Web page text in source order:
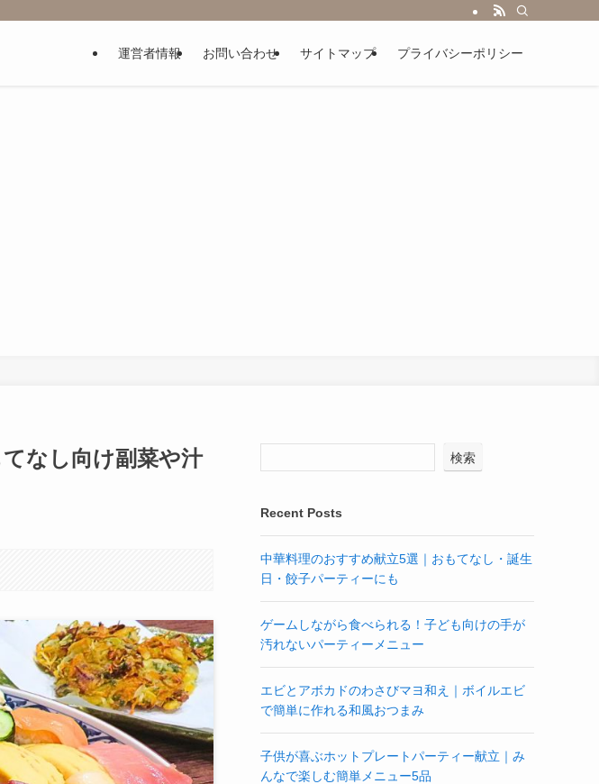
運営者情報 お問い合わせ サイトマップ プライバシーポリシー
なし向け副菜や汁
検索
Recent Posts
中華料理のおすすめ献立5選｜おもてなし・誕生
日・餃子パーティーにも
ゲームしながら食べられる！子ども向けの手が
汚れないパーティーメニュー
エビとアボカドのわさびマヨ和え｜ボイルエビ
で簡単に作れる和風おつまみ
子供が喜ぶホットプレートパーティー献立｜み
んなで楽しむ簡単メニュー5品